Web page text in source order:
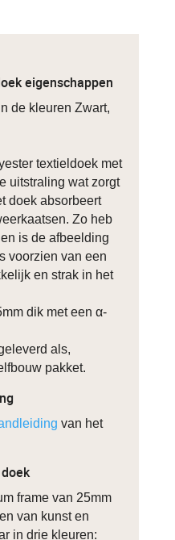
eigenschappen
de kleuren Zwart,
textieldoek met
uitstraling wat zorgt
doek absorbeert
Zo heb
is de afbeelding
voorzien van een
en strak in het
dik met een α-
als,
pakket.
van het
frame van 25mm
van kunst en
in drie kleuren: